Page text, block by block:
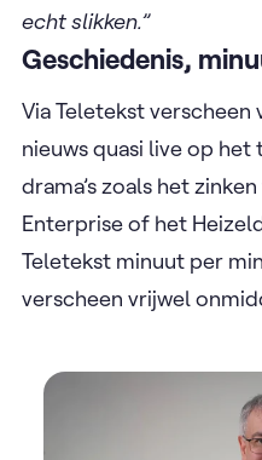
echt slikken.”
Geschiedenis,
Via Teletekst
nieuws quasi live op
drama’s zoals het
Enterprise of het
Teletekst minuut per
verscheen vrijwel